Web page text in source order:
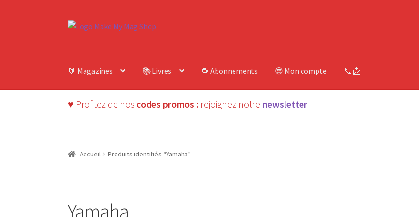
Aller
Aller
🔰 Magazines 📚 Livres 🔁 Abonnements 😎 Mon compte 📞 📩
♥ Profitez de nos codes promos : rejoignez notre newsletter
Accueil Produits identifiés “Yamaha”
Yamaha